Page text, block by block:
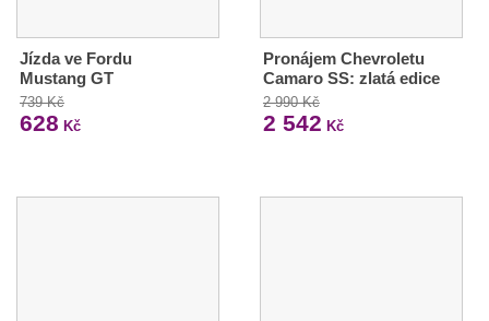
Jízda ve Fordu
Mustang GT
739 Kč
628 Kč
Pronájem Chevroletu
Camaro SS: zlatá edice
2 990 Kč
2 542 Kč